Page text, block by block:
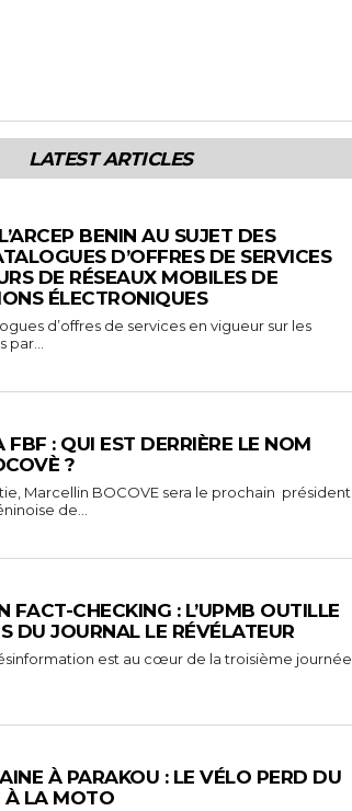
LATEST ARTICLES
BENIN AU SUJET DES
D’OFFRES DE SERVICES
DE RÉSEAUX MOBILES DE
ÉLECTRONIQUES
d’offres de services en vigueur sur les
par...
FBF : QUI EST DERRIÈRE LE NOM
?
Marcellin BOCOVE sera le prochain président
de...
FACT-CHECKING : L’UPMB OUTILLE
DU JOURNAL LE RÉVÉLATEUR
est au cœur de la troisième journée
À PARAKOU : LE VÉLO PERD DU
À LA MOTO